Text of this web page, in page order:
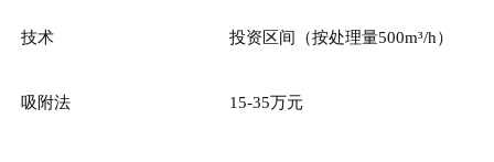
技术 投资区间（按处理量500m³/h）
吸附法 15-35万元